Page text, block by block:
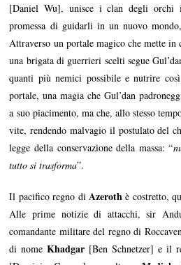
[Daniel Wu], unisce i clan degli orchi
promessa di guidarli in un nuovo
Attraverso un portale magico che mette
una brigata di guerrieri scelti segue
quanti più nemici possibile e nutrire
portale, una magia che Gul’dan
a suo piacimento, ma che, allo stesso
vite, rendendo malvagio il postulato del
legge della conservazione della massa: “
tutto si trasforma”.
Il pacifico regno di Azeroth è costretto,
Alle prime notizie di attacchi, sir
comandante militare del regno di
di nomeKhadgar [Ben Schnetzer] e il